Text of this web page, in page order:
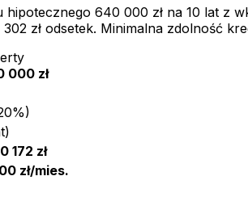
hipotecznego 640 000 zł na 10 lat z
zł odsetek. Minimalna zdolność
000 zł
%)
172 zł
zł/mies.